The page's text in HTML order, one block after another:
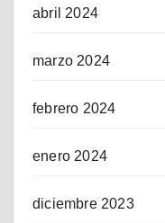
abril 2024
marzo 2024
febrero 2024
enero 2024
diciembre 2023